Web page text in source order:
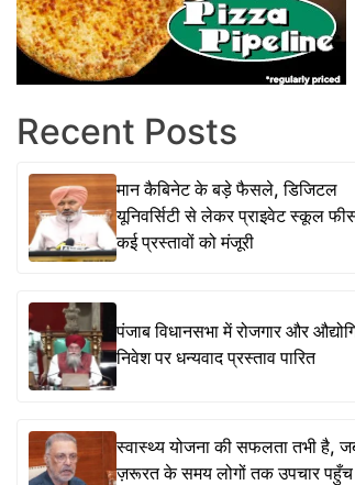
Recent Posts
मान कैबिनेट के बड़े फैसले, डिजिटल
यूनिवर्सिटी से लेकर प्राइवेट स्कूल
कई प्रस्तावों को मंजूरी
पंजाब विधानसभा में रोजगार और
निवेश पर धन्यवाद प्रस्ताव पारित
स्वास्थ्य योजना की सफलता तभी है,
ज़रूरत के समय लोगों तक उपचार